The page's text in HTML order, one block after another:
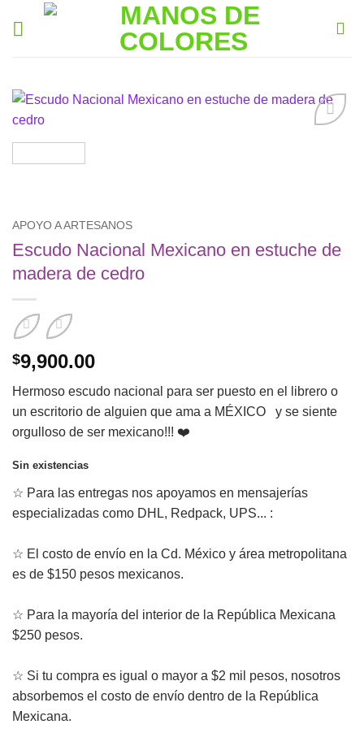
APOYO A ARTESANOS
Escudo Nacional Mexicano en estuche de
madera de cedro
$9,900.00
Hermoso escudo nacional para ser puesto en el librero o
un escritorio de alguien que ama a MÉXICO y se siente
orgulloso de ser mexicano!!! ❤️
Sin existencias
☆ Para las entregas nos apoyamos en mensajerías
especializadas como DHL, Redpack, UPS... :
☆ El costo de envío en la Cd. México y área metropolitana
es de $150 pesos mexicanos.
☆ Para la mayoría del interior de la República Mexicana
$250 pesos.
☆ Si tu compra es igual o mayor a $2 mil pesos, nosotros
absorbemos el costo de envío dentro de la República
Mexicana.